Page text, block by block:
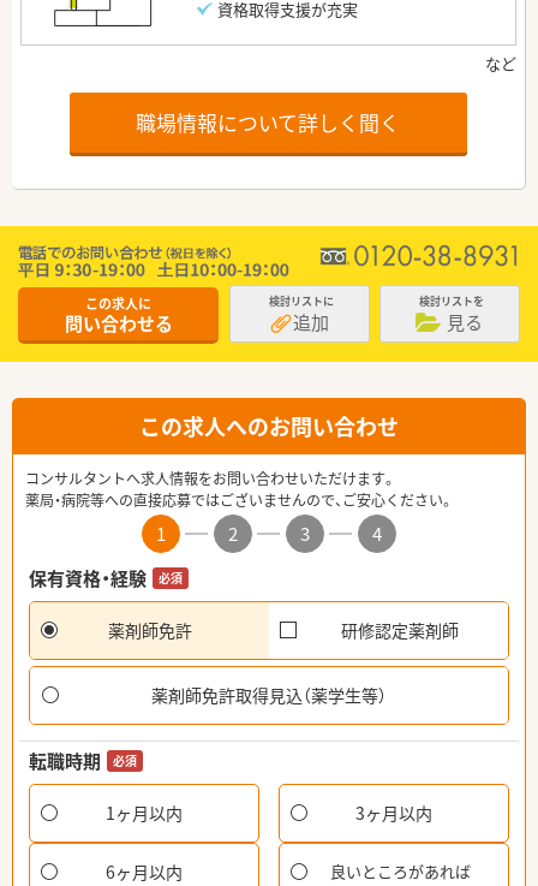
資格取得支援が充実
職場情報について詳しく聞く
この求人に
問い合わせる
検討リストに
追加
検討リストを
見る
この求人へのお問い合わせ
コンサルタントへ求人情報をお問い合わせいただけます。
薬局・病院等への直接応募ではございませんので、ご安心ください。
1 2 3
4
保有資格・経験
必須
薬剤師免許 研修認定薬剤師
薬剤師免許取得見込（薬学生等）
転職時期 必須
1ヶ月以内 3ヶ月以内
6ヶ月以内 良いところがあれば